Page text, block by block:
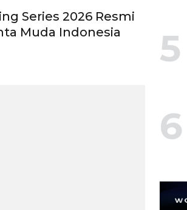
Series 2026 Resmi
Muda Indonesia
5
6